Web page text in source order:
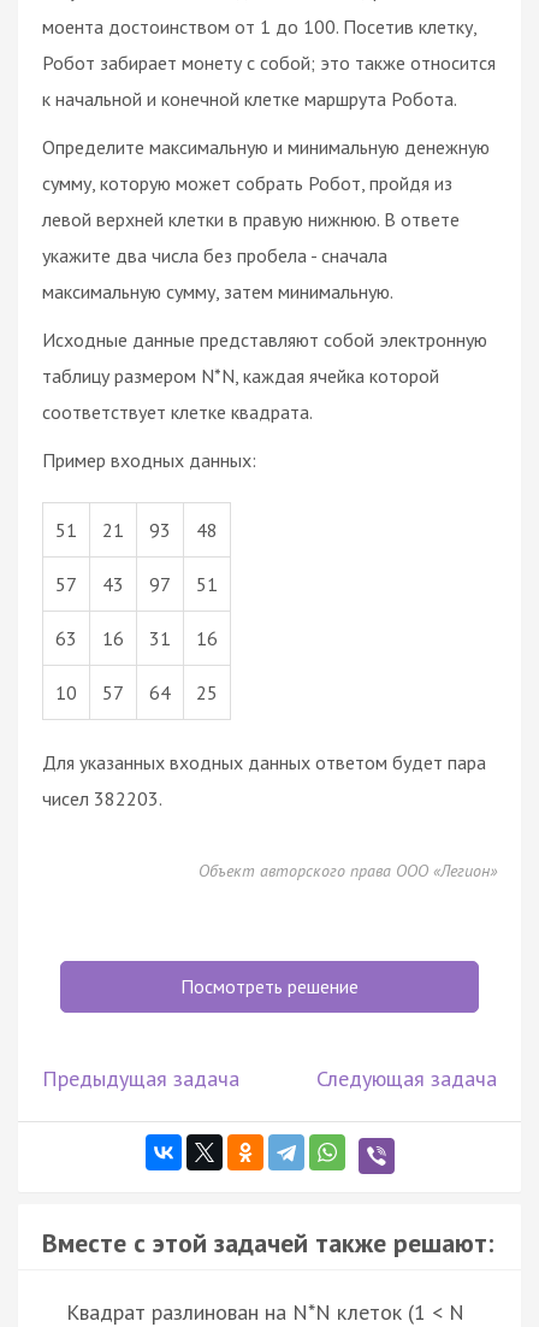
моента достоинством от 1 до 100. Посетив клетку,
Робот забирает монету с собой; это также относится
к начальной и конечной клетке маршрута Робота.
Определите максимальную и минимальную денежную
сумму, которую может собрать Робот, пройдя из
левой верхней клетки в правую нижнюю. В ответе
укажите два числа без пробела - сначала
максимальную сумму, затем минимальную.
Исходные данные представляют собой электронную
таблицу размером N*N, каждая ячейка которой
соответствует клетке квадрата.
Пример входных данных:
51 21 93 48
57 43 97 51
63 16 31 16
10 57 64 25
Для указанных входных данных ответом будет пара
чисел 382203.
Объект авторского права ООО «Легион»
Посмотреть решение
Предыдущая задача Следующая задача
Вместе с этой задачей также решают:
Квадрат разлинован на N*N клеток (1 < N